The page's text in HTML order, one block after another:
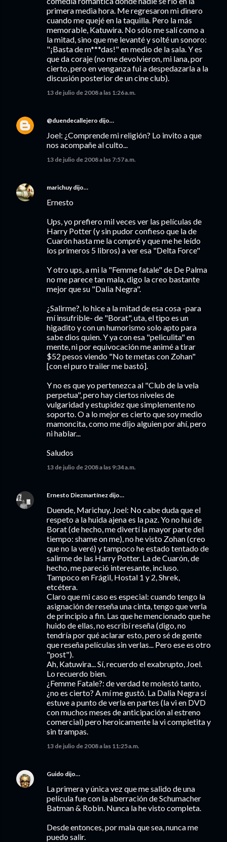
primera media hora. Me regresaron mi dinero
cuando me quejé en la taquilla. Pero la más
memorable, Katuwira. No sólo me salí como a
la mitad, sino que me levanté y solté un sonoro:
"¡Basta de m***das!" en medio de la sala. Y es
que da coraje (no me devolvieron, mi lana, por
cierto, pero en venganza fui a despedazarla a la
discusión posterior de un cine club).
13 de julio de 2008 a las 1:26 a.m.
@duendecallejero dijo…
Joel: ¿Comprende mi religión? Lo invito a que
nos acompañe al culto...
13 de julio de 2008 a las 7:57 a.m.
marichuydijo…
Ernesto
Ups, yo prefiero mil veces ver las películas de
Harry Potter (y sin pudor confieso que la de
Cuarón hasta me la compré y que me he leído
los primeros 5 libros) a ver esa "Delta Force"
Y otro ups, a mi la "Femme fatale" de De Palma
no me parece tan mala, digo la creo bastante
mejor que su "Dalia Negra".
¿Salirme?, lo hice a la mitad de esa cosa -para
mí insufrible- de "Borat", uta, el tipo es un
higadito y con un humorismo solo apto para
sabe dios quien. Y ya con esa "peliculita" en
mente, ni por equivocación me animé a tirar
$52 pesos viendo "No te metas con Zohan"
[con el puro trailer me bastó].
Y no es que yo pertenezca al "Club de la vela
perpetua", pero hay ciertos niveles de
vulgaridad y estupidez que simplemente no
soporto. O a lo mejor es cierto que soy medio
mamoncita, como me dijo alguien por ahí, pero
ni hablar...
Saludos
13 de julio de 2008 a las 9:34 a.m.
Ernesto Diezmartínez dijo…
Duende, Marichuy, Joel: No cabe duda que el
respeto a la huida ajena es la paz. Yo no hui de
Borat (de hecho, me divertí la mayor parte del
tiempo: shame on me), no he visto Zohan (creo
que no la veré) y tampoco he estado tentado de
salirme de las Harry Potter. La de Cuarón, de
hecho, me pareció interesante, incluso.
Tampoco en Frágil, Hostal 1 y 2, Shrek,
etcétera.
Claro que mi caso es especial: cuando tengo la
asignación de reseña una cinta, tengo que verla
de principio a fin. Las que he mencionado que he
huido de ellas, no escribí reseña (digo, no
tendría por qué aclarar esto, pero sé de gente
que reseña películas sin verlas... Pero ese es otro
"post").
Ah, Katuwira... Sí, recuerdo el exabrupto, Joel.
Lo recuerdo bien.
¿Femme Fatale?: de verdad te molestó tanto,
¿no es cierto? A mí me gustó. La Dalia Negra sí
estuve a punto de verla en partes (la vi en DVD
con muchos meses de anticipación al estreno
comercial) pero heroicamente la vi completita y
sin trampas.
13 de julio de 2008 a las 11:25 a.m.
Guido dijo…
La primera y única vez que me salido de una
película fue con la aberración de Schumacher
Batman & Robin. Nunca la he visto completa.
Desde entonces, por mala que sea, nunca me
puedo salir.